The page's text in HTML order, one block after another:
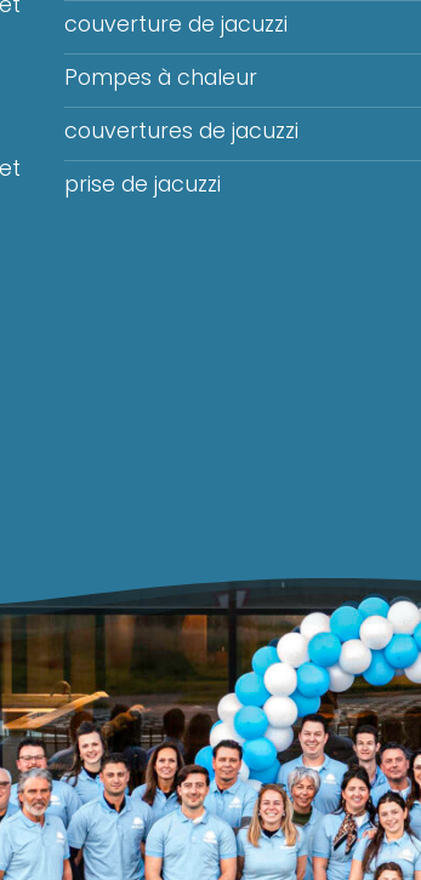
couverture de jacuzzi
Pompes à chaleur
couvertures de jacuzzi
prise de jacuzzi